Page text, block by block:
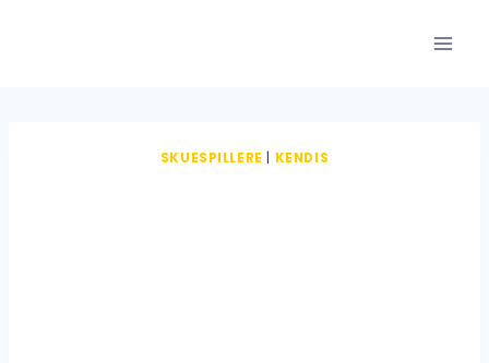
SKUESPILLERE KENDIS